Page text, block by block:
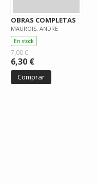
OBRAS COMPLETAS
MAUROIS, ANDRE
En stock
7,00 €
6,30 €
Comprar